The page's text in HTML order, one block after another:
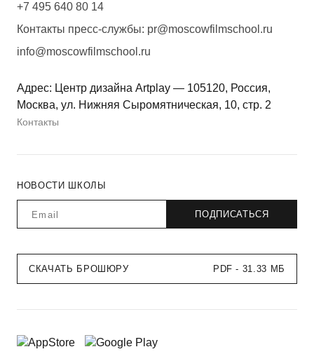
+7 495 640 80 14
Контакты пресс-службы: pr@moscowfilmschool.ru
info@moscowfilmschool.ru
Адрес: Центр дизайна Artplay — 105120, Россия,
Москва, ул. Нижняя Сыромятническая, 10, стр. 2
Контакты
НОВОСТИ ШКОЛЫ
СКАЧАТЬ БРОШЮРУ PDF - 31.33 МБ